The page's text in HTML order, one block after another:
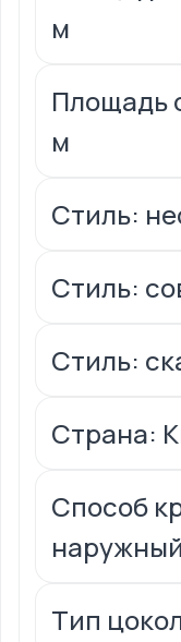
м
Площадь
м
Стиль:
Стиль:
Стиль:
Страна:
Способ
наружный
Тип